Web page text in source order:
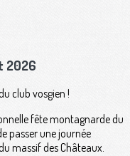
2026
club vosgien !
fête montagnarde du
passer une journée
massif des Châteaux.